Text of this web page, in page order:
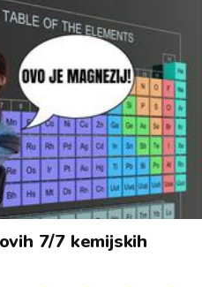
7/7 kemijskih